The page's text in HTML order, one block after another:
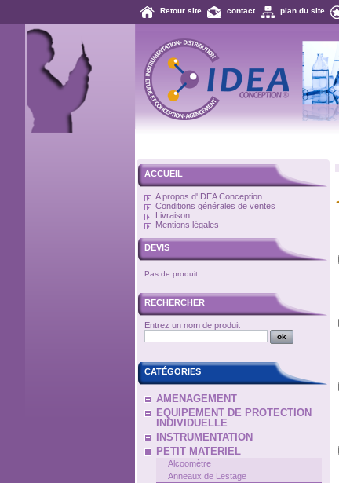
Retour site contact plan du site
ACCUEIL
A propos d'IDEA Conception
Conditions générales de ventes
Livraison
Mentions légales
DEVIS
Pas de produit
RECHERCHER
Entrez un nom de produit
CATÉGORIES
AMENAGEMENT
EQUIPEMENT DE PROTECTION
INDIVIDUELLE
INSTRUMENTATION
PETIT MATERIEL
Alcoomètre
Anneaux de Lestage